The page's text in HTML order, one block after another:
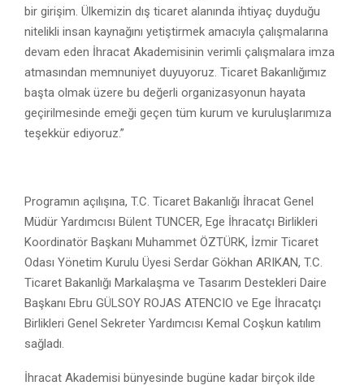
bir girişim. Ülkemizin dış ticaret alanında ihtiyaç duyduğu
nitelikli insan kaynağını yetiştirmek amacıyla çalışmalarına
devam eden İhracat Akademisinin verimli çalışmalara imza
atmasından memnuniyet duyuyoruz. Ticaret Bakanlığımız
başta olmak üzere bu değerli organizasyonun hayata
geçirilmesinde emeği geçen tüm kurum ve kuruluşlarımıza
teşekkür ediyoruz.”
Programın açılışına, T.C. Ticaret Bakanlığı İhracat Genel
Müdür Yardımcısı Bülent TUNCER, Ege İhracatçı Birlikleri
Koordinatör Başkanı Muhammet ÖZTÜRK, İzmir Ticaret
Odası Yönetim Kurulu Üyesi Serdar Gökhan ARIKAN, T.C.
Ticaret Bakanlığı Markalaşma ve Tasarım Destekleri Daire
Başkanı Ebru GÜLSOY ROJAS ATENCIO ve Ege İhracatçı
Birlikleri Genel Sekreter Yardımcısı Kemal Coşkun katılım
sağladı.
İhracat Akademisi bünyesinde bugüne kadar birçok ilde